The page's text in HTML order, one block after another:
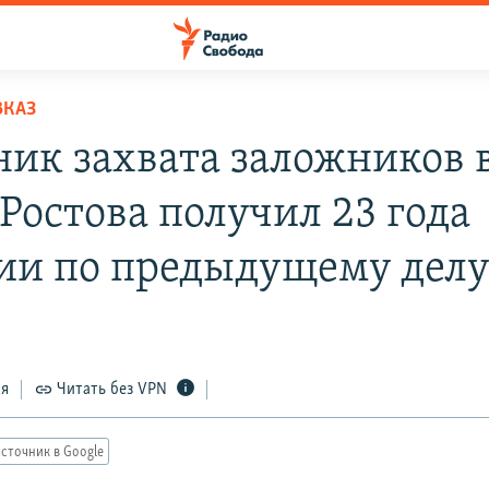
захвата заложников
получил 23 года
по предыдущему делу
Читать без VPN
в Google